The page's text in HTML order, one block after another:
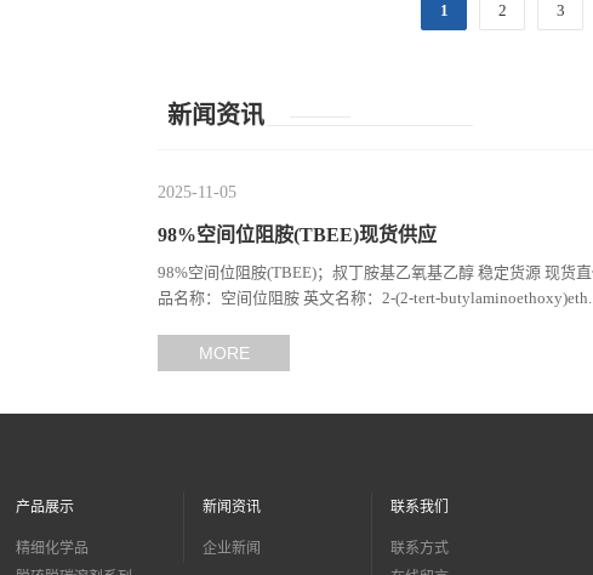
1 2 3
新闻资讯
2025-11-05
98%空间位阻胺(TBEE)现货供应
98%空间位阻胺(TBEE)；叔丁胺基乙氧基乙醇 稳定货源 现货
品名称：空间位阻胺 英文名称：2-(2-tert-
MORE
产品展示
精细化学品
新闻资讯
企业新闻
联系我们
联系方式